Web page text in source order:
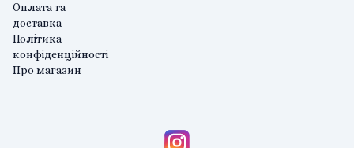
Оплата та
доставка
Політика
конфіденційності
Про магазин